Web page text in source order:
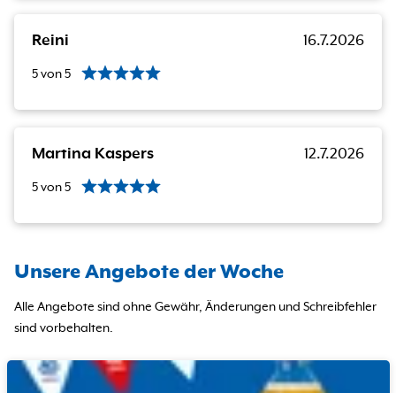
Reini 16.7.2026
5von5
Martina Kaspers 12.7.2026
5von5
Unsere Angebote der Woche
Alle Angebote sind ohne Gewähr, Änderungen und Schreibfehler
sind vorbehalten.